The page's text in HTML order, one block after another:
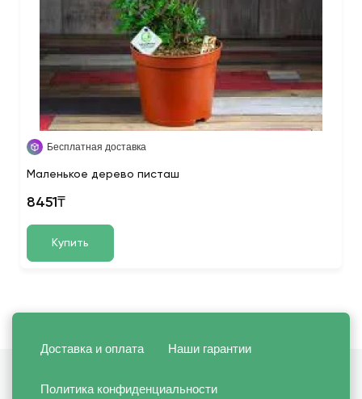
Бесплатная доставка
Маленькое дерево писташ
8451₸
Купить
Доставка и оплата Наши гарантии
Политика конфиденциальности